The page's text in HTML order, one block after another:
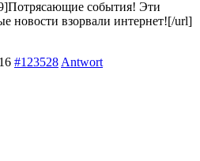
события! Эти
новости взорвали интернет![/url]
#123528 Antwort